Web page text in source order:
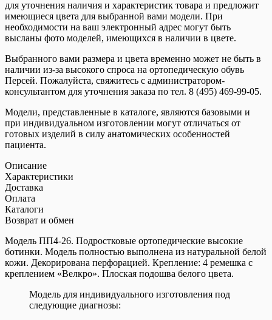
для уточнения наличия и характеристик товара и предложит
имеющиеся цвета для выбранной вами модели. При
необходимости на ваш электронный адрес могут быть
высланы фото моделей, имеющихся в наличии в цвете.
Выбранного вами размера и цвета временно может не быть в
наличии из-за высокого спроса на ортопедическую обувь
Персей. Пожалуйста, свяжитесь с администратором-
консультантом для уточнения заказа по тел. 8 (495) 469-99-05.
Модели, представленные в каталоге, являются базовыми и
при индивидуальном изготовлении могут отличаться от
готовых изделий в силу анатомических особенностей
пациента.
Описание
Характеристики
Доставка
Оплата
Каталоги
Возврат и обмен
Модель ПП4-26. Подростковые ортопедические высокие
ботинки. Модель полностью выполнена из натуральной белой
кожи. Декорирована перфорацией. Крепление: 4 ремешка с
креплением «Велкро». Плоская подошва белого цвета.
Модель для индивидуального изготовления под
следующие диагнозы: